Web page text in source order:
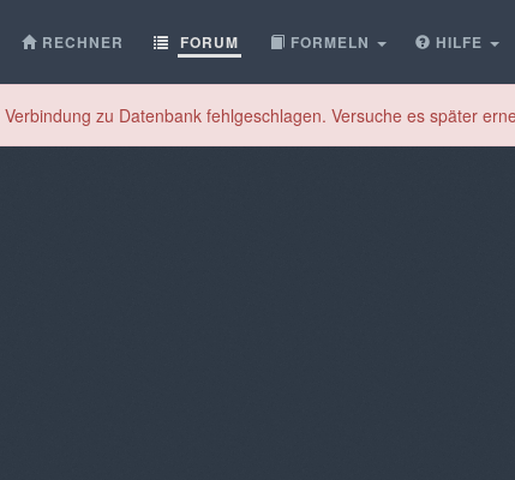
RECHNER FORUM FORMELN HILFE
Verbindung zu Datenbank fehlgeschlagen. Versuche es später